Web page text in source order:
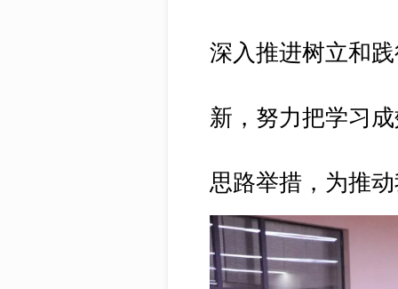
深入推进树立和
新，努力把学习
思路举措，为推